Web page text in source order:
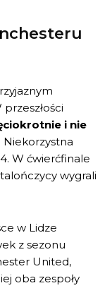
i nie
. Niekorzystna
W ćwierćfinale
wygrali
w Lidze
z sezonu
United,
oba zespoły